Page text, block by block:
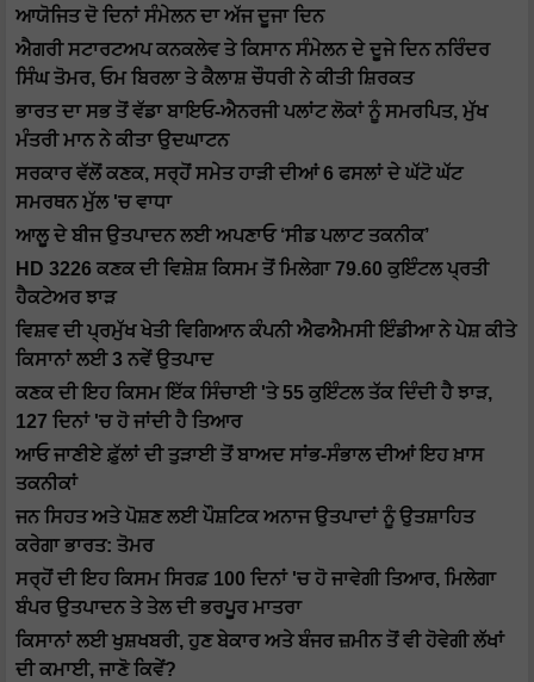
ਆਯੋਜਿਤ ਦੋ ਦਿਨਾਂ ਸੰਮੇਲਨ ਦਾ ਅੱਜ ਦੂਜਾ ਦਿਨ
ਐਗਰੀ ਸਟਾਰਟਅਪ ਕਨਕਲੇਵ ਤੇ ਕਿਸਾਨ ਸੰਮੇਲਨ ਦੇ ਦੂਜੇ ਦਿਨ ਨਰਿੰਦਰ
ਸਿੰਘ ਤੋਮਰ, ਓਮ ਬਿਰਲਾ ਤੇ ਕੈਲਾਸ਼ ਚੌਧਰੀ ਨੇ ਕੀਤੀ ਸ਼ਿਰਕਤ
ਭਾਰਤ ਦਾ ਸਭ ਤੋਂ ਵੱਡਾ ਬਾਇਓ-ਐਨਰਜੀ ਪਲਾਂਟ ਲੋਕਾਂ ਨੂੰ ਸਮਰਪਿਤ, ਮੁੱਖ
ਮੰਤਰੀ ਮਾਨ ਨੇ ਕੀਤਾ ਉਦਘਾਟਨ
ਸਰਕਾਰ ਵੱਲੋਂ ਕਣਕ, ਸਰ੍ਹੋਂ ਸਮੇਤ ਹਾੜੀ ਦੀਆਂ 6 ਫਸਲਾਂ ਦੇ ਘੱਟੋ ਘੱਟ
ਸਮਰਥਨ ਮੁੱਲ 'ਚ ਵਾਧਾ
ਆਲੂ ਦੇ ਬੀਜ ਉਤਪਾਦਨ ਲਈ ਅਪਣਾਓ ‘ਸੀਡ ਪਲਾਟ ਤਕਨੀਕ’
HD 3226 ਕਣਕ ਦੀ ਵਿਸ਼ੇਸ਼ ਕਿਸਮ ਤੋਂ ਮਿਲੇਗਾ 79.60 ਕੁਇੰਟਲ ਪ੍ਰਤੀ
ਹੈਕਟੇਅਰ ਝਾੜ
ਵਿਸ਼ਵ ਦੀ ਪ੍ਰਮੁੱਖ ਖੇਤੀ ਵਿਗਿਆਨ ਕੰਪਨੀ ਐਫਐਮਸੀ ਇੰਡੀਆ ਨੇ ਪੇਸ਼ ਕੀਤੇ
ਕਿਸਾਨਾਂ ਲਈ 3 ਨਵੇਂ ਉਤਪਾਦ
ਕਣਕ ਦੀ ਇਹ ਕਿਸਮ ਇੱਕ ਸਿੰਚਾਈ 'ਤੇ 55 ਕੁਇੰਟਲ ਤੱਕ ਦਿੰਦੀ ਹੈ ਝਾੜ,
127 ਦਿਨਾਂ 'ਚ ਹੋ ਜਾਂਦੀ ਹੈ ਤਿਆਰ
ਆਓ ਜਾਣੀਏ ਫ਼ੁੱਲਾਂ ਦੀ ਤੁੜਾਈ ਤੋਂ ਬਾਅਦ ਸਾਂਭ-ਸੰਭਾਲ ਦੀਆਂ ਇਹ ਖ਼ਾਸ
ਤਕਨੀਕਾਂ
ਜਨ ਸਿਹਤ ਅਤੇ ਪੋਸ਼ਣ ਲਈ ਪੌਸ਼ਟਿਕ ਅਨਾਜ ਉਤਪਾਦਾਂ ਨੂੰ ਉਤਸ਼ਾਹਿਤ
ਕਰੇਗਾ ਭਾਰਤ: ਤੋਮਰ
ਸਰ੍ਹੋਂ ਦੀ ਇਹ ਕਿਸਮ ਸਿਰਫ਼ 100 ਦਿਨਾਂ 'ਚ ਹੋ ਜਾਵੇਗੀ ਤਿਆਰ, ਮਿਲੇਗਾ
ਬੰਪਰ ਉਤਪਾਦਨ ਤੇ ਤੇਲ ਦੀ ਭਰਪੂਰ ਮਾਤਰਾ
ਕਿਸਾਨਾਂ ਲਈ ਖੁਸ਼ਖਬਰੀ, ਹੁਣ ਬੇਕਾਰ ਅਤੇ ਬੰਜਰ ਜ਼ਮੀਨ ਤੋਂ ਵੀ ਹੋਵੇਗੀ ਲੱਖਾਂ
ਦੀ ਕਮਾਈ, ਜਾਣੋ ਕਿਵੇਂ?